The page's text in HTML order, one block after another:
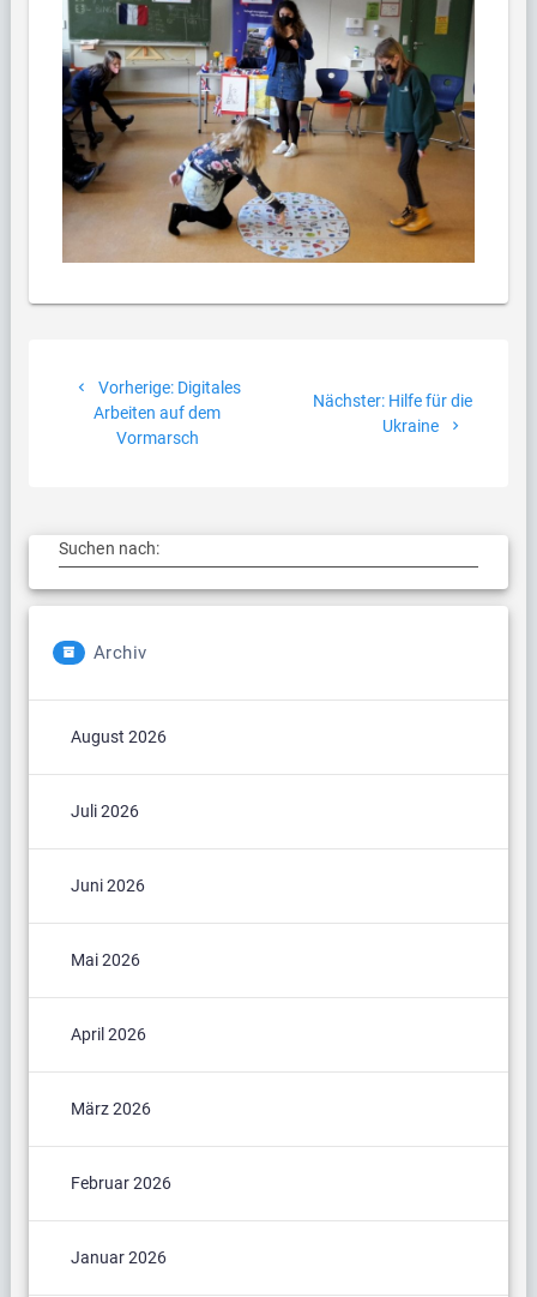
Vorherige: Vorheriger
Beitrag:
Digitales
Arbeiten auf dem
Vormarsch
Nächster: Nächster
Beitrag:
Hilfe für die
Ukraine
Suchen nach:
Archiv
August 2026
Juli 2026
Juni 2026
Mai 2026
April 2026
März 2026
Februar 2026
Januar 2026